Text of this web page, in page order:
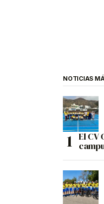
NOTICIAS
El CV